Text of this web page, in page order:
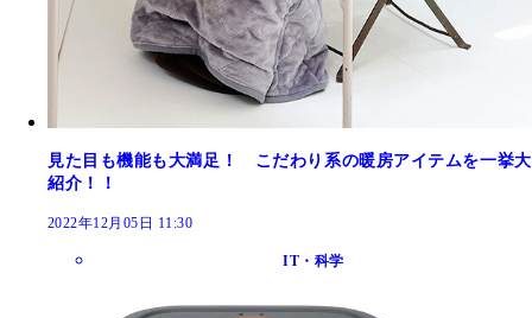
見た目も機能も大満足！ こだわり系の暖房アイテムを一挙大
紹介！！
2022年12月05日 11:30
IT・科学